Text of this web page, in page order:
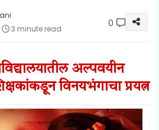
3 minute read 0
अल्पवयीन
विनयभंगाचा प्रयत्न